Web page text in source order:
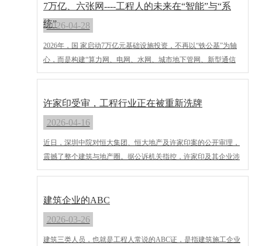
‌7万亿、六张网----工程人的未来在“智能”与“系
统”‌
2026-04-28
2026年，国 家启动7万亿元基础设施投资，不再以“铁公基”为轴
心，而是构建“算力网、电网、水网、城市地下管网、新型通信
网、物流网”六张新型基础设施网络。这不仅是规模的扩张，更
统集成服务商”。
许家印受审，工程行业正在被重新洗牌
2026-04-16
近日，深圳中院对恒大集团、恒大地产及许家印案的公开审理，
震撼了整个建筑与地产圈。据公诉机关指控，许家印及其企业涉
嫌非法吸收公众存款等多项罪名，涉案金额可能高达2.4万亿人民
罪。这一事件不仅是个人的法律审判，更是在深度敲响工程行业
粗放式增长模式的警钟。恒大的债务黑洞有多深？截至2026年1
月末，恒大地产集团未能清偿的到期债务累计3745.51亿元，逾期
商票规模达1807.52亿元，两类逾期负债合计超过5500亿元。这背
建筑企业的ABC
2026-03-26
建筑三类人员，也就是工程人常说的ABC证，是指建筑施工企业